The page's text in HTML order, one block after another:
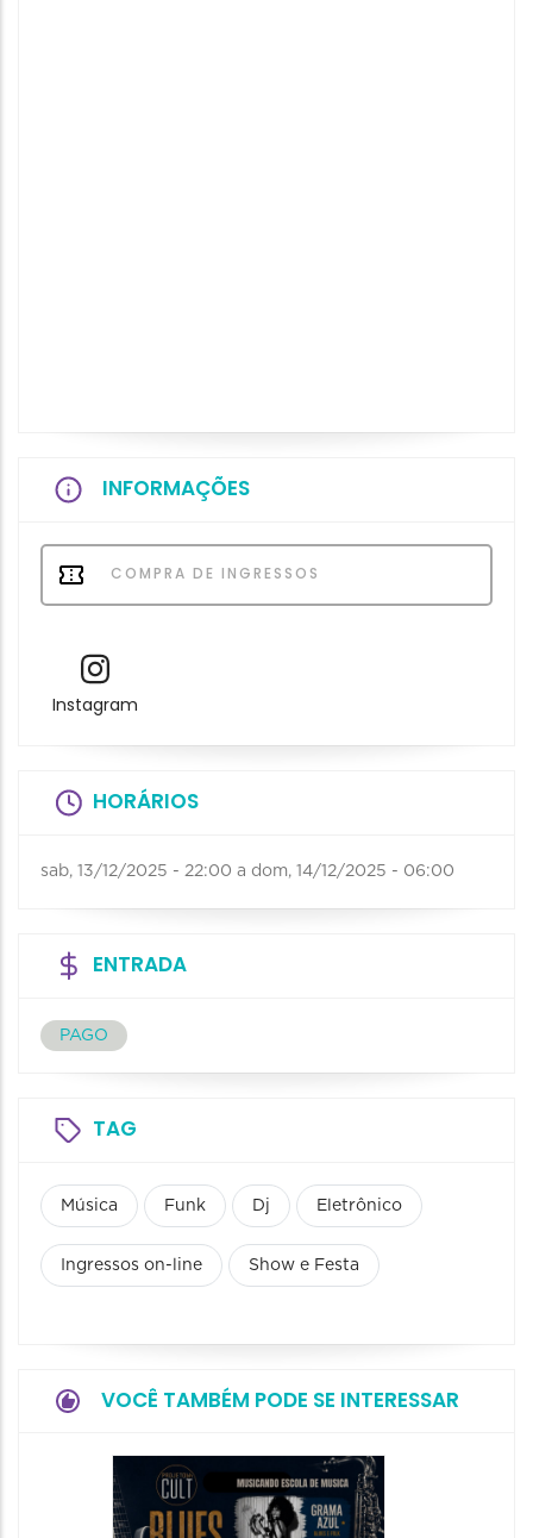
INFORMAÇÕES
COMPRA DE INGRESSOS
Instagram
HORÁRIOS
sab, 13/12/2025 - 22:00 a dom, 14/12/2025 - 06:00
ENTRADA
PAGO
TAG
Música Funk Dj Eletrônico
Ingressos on-line Show e Festa
VOCÊ TAMBÉM PODE SE INTERESSAR